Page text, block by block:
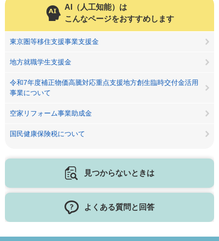
AI（人工知能）は
こんなページをおすすめします
東京圏等移住支援事業支援金
地方就職学生支援金
令和7年度補正物価高騰対応重点支援地方創生臨時交付金活用
事業について
空家リフォーム事業助成金
国民健康保険税について
見つからないときは
よくある質問と回答